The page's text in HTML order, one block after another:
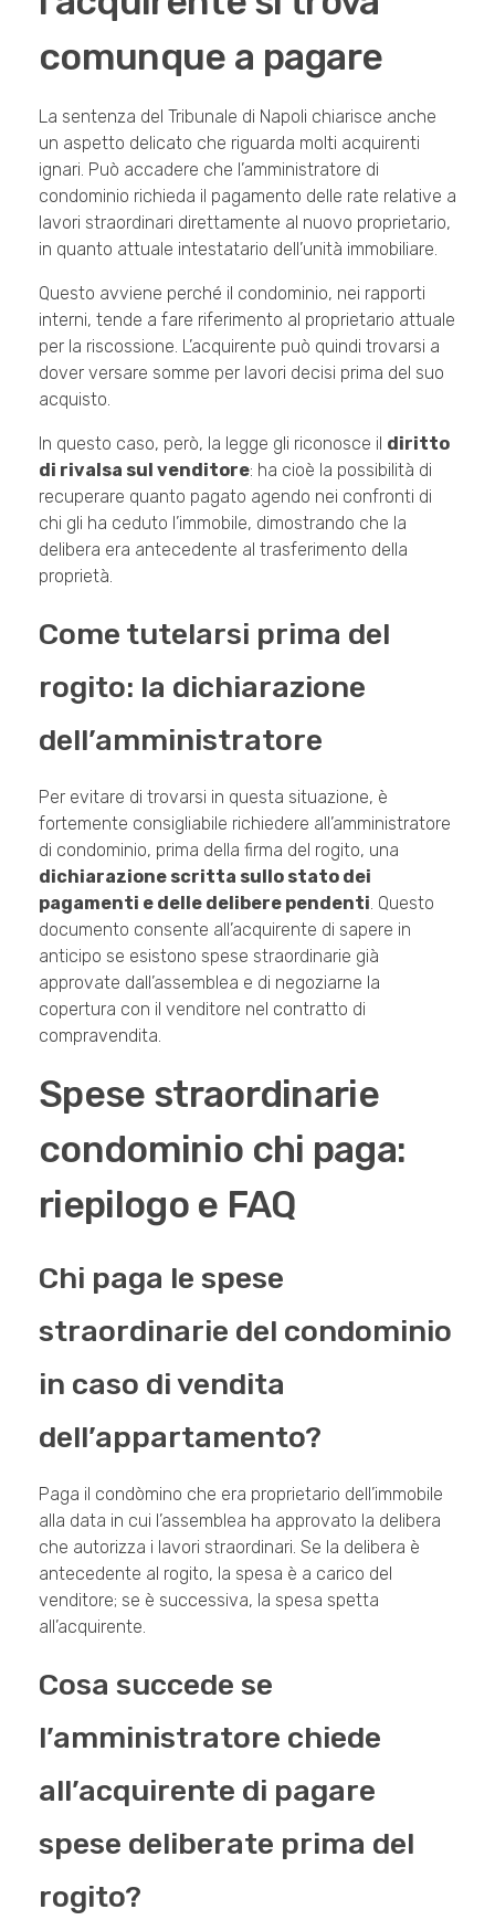
comunque a pagare
La sentenza del Tribunale di Napoli chiarisce anche
un aspetto delicato che riguarda molti acquirenti
ignari. Può accadere che l’amministratore di
condominio richieda il pagamento delle rate relative a
lavori straordinari direttamente al nuovo proprietario,
in quanto attuale intestatario dell’unità immobiliare.
Questo avviene perché il condominio, nei rapporti
interni, tende a fare riferimento al proprietario attuale
per la riscossione. L’acquirente può quindi trovarsi a
dover versare somme per lavori decisi prima del suo
acquisto.
In questo caso, però, la legge gli riconosce il diritto
di rivalsa sul venditore: ha cioè la possibilità di
recuperare quanto pagato agendo nei confronti di
chi gli ha ceduto l’immobile, dimostrando che la
delibera era antecedente al trasferimento della
proprietà.
Come tutelarsi prima del
rogito: la dichiarazione
dell’amministratore
Per evitare di trovarsi in questa situazione, è
fortemente consigliabile richiedere all’amministratore
di condominio, prima della firma del rogito, una
dichiarazione scritta sullo stato dei
pagamenti e delle delibere pendenti. Questo
documento consente all’acquirente di sapere in
anticipo se esistono spese straordinarie già
approvate dall’assemblea e di negoziarne la
copertura con il venditore nel contratto di
compravendita.
Spese straordinarie
condominio chi paga:
riepilogo e FAQ
Chi paga le spese
straordinarie del condominio
in caso di vendita
dell’appartamento?
Paga il condòmino che era proprietario dell’immobile
alla data in cui l’assemblea ha approvato la delibera
che autorizza i lavori straordinari. Se la delibera è
antecedente al rogito, la spesa è a carico del
venditore; se è successiva, la spesa spetta
all’acquirente.
Cosa succede se
l’amministratore chiede
all’acquirente di pagare
spese deliberate prima del
rogito?